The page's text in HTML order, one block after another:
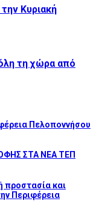
Κυριακή
τη χώρα από
Πελοποννήσου
ΣΤΑ ΝΕΑ ΤΕΠ
προστασία και
Περιφέρεια